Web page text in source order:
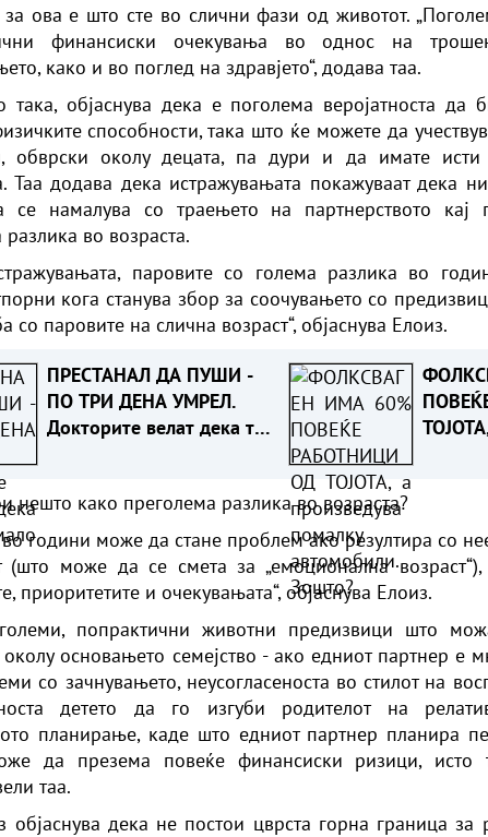
ова е што сте во слични фази од животот.
финансиски очекувања во однос на
како и во поглед на здравјето“, додава таа.
така, објаснува дека е поголема веројатноста да
способности, така што ќе можете да
обврски околу децата, па дури и да имате
Таа додава дека истражувањата покажуваат дека
се намалува со траењето на партнерството кај
разлика во возраста.
паровите со голема разлика во
кога станува збор за соочувањето со
со паровите на слична возраст“, објаснува Елоиз.
ПРЕСТАНАЛ ДА ПУШИ -
ПО ТРИ ДЕНА УМРЕЛ.
Докторите велат дека тоа
нешто како преголема разлика во возраста?
во години може да стане проблем ако резултира со
(што може да се смета за „емоционална возраст“),
приоритетите и очекувањата“, објаснува Елоиз.
попрактични животни предизвици што
основањето семејство - ако едниот партнер е
со зачнувањето, неусогласеноста во стилот на
детето да го изгуби родителот на
планирање, каде што едниот партнер планира
да презема повеќе финансиски ризици,
таа.
објаснува дека не постои цврста горна граница за